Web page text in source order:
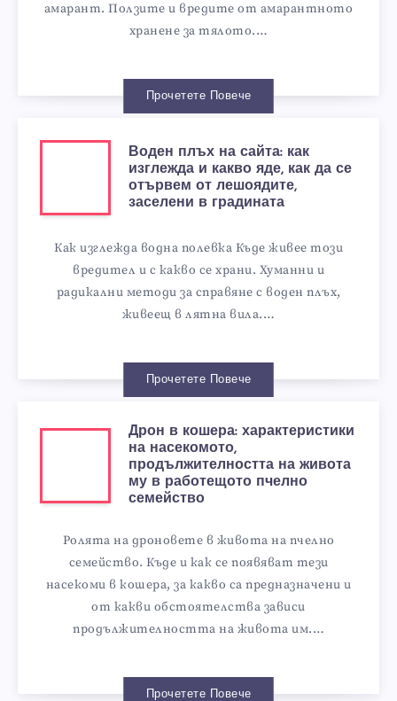
амарант. Ползите и вредите от амарантното
хранене за тялото.…
Прочетете Повече
Воден плъх на сайта: как
изглежда и какво яде, как да се
отървем от лешоядите,
заселени в градината
Как изглежда водна полевка Къде живее този
вредител и с какво се храни. Хуманни и
радикални методи за справяне с воден плъх,
живеещ в лятна вила.…
Прочетете Повече
Дрон в кошера: характеристики
на насекомото,
продължителността на живота
му в работещото пчелно
семейство
Ролята на дроновете в живота на пчелно
семейство. Къде и как се появяват тези
насекоми в кошера, за какво са предназначени и
от какви обстоятелства зависи
продължителността на живота им.…
Прочетете Повече